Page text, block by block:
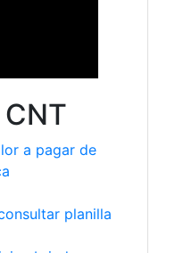
a pagar de
planilla